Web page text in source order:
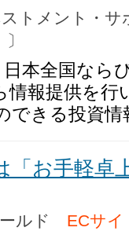
ストメント・
本全国なら
情報提供を行
できる投資
「お手軽卓
ールド ECサ